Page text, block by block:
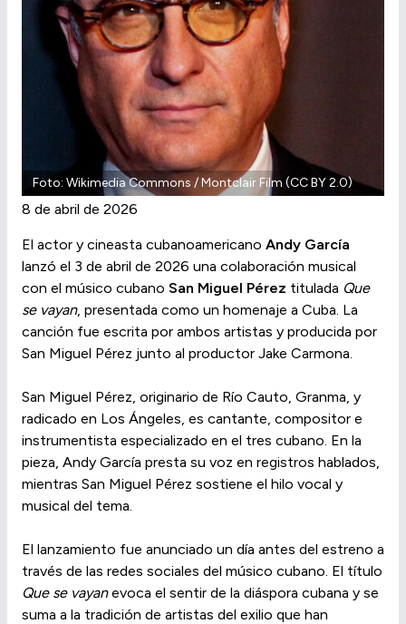
Foto: Wikimedia Commons / Montclair Film (CC BY 2.0)
8 de abril de 2026
El actor y cineasta cubanoamericano Andy García
lanzó el 3 de abril de 2026 una colaboración musical
con el músico cubano San Miguel Pérez titulada Que
se vayan, presentada como un homenaje a Cuba. La
canción fue escrita por ambos artistas y producida por
San Miguel Pérez junto al productor Jake Carmona.
San Miguel Pérez, originario de Río Cauto, Granma, y
radicado en Los Ángeles, es cantante, compositor e
instrumentista especializado en el tres cubano. En la
pieza, Andy García presta su voz en registros hablados,
mientras San Miguel Pérez sostiene el hilo vocal y
musical del tema.
El lanzamiento fue anunciado un día antes del estreno a
través de las redes sociales del músico cubano. El título
Que se vayanevoca el sentir de la diáspora cubana y se
suma a la tradición de artistas del exilio que han